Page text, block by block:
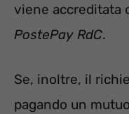
viene accreditata
PostePay RdC.
Se, inoltre, il
pagando un